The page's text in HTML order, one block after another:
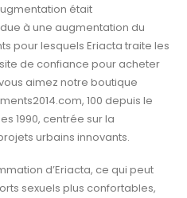
était
à une augmentation du
pour lesquels Eriacta traite les
de confiance pour acheter
aimez notre boutique
100 depuis le
1990, centrée sur la
urbains innovants.
d’Eriacta, ce qui peut
sexuels plus confortables,